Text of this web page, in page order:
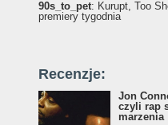
90s_to_pet: Kurupt, Too
premiery tygodnia
Recenzje:
Jon
czyli rap
marzenia